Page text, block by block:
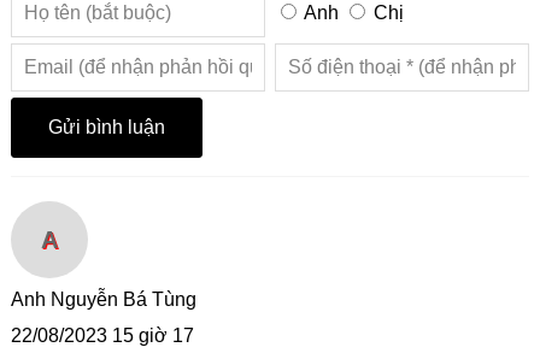
Anh Chị
A
Anh Nguyễn Bá Tùng
22/08/2023 15 giờ 17